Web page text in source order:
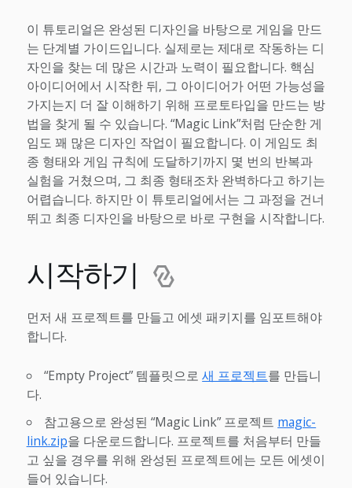
이 튜토리얼은 완성된 디자인을 바탕으로 게임을 만드
는 단계별 가이드입니다. 실제로는 제대로 작동하는 디
자인을 찾는 데 많은 시간과 노력이 필요합니다. 핵심
아이디어에서 시작한 뒤, 그 아이디어가 어떤 가능성을
가지는지 더 잘 이해하기 위해 프로토타입을 만드는 방
법을 찾게 될 수 있습니다. “Magic Link”처럼 단순한 게
임도 꽤 많은 디자인 작업이 필요합니다. 이 게임도 최
종 형태와 게임 규칙에 도달하기까지 몇 번의 반복과
실험을 거쳤으며, 그 최종 형태조차 완벽하다고 하기는
어렵습니다. 하지만 이 튜토리얼에서는 그 과정을 건너
뛰고 최종 디자인을 바탕으로 바로 구현을 시작합니다.
시작하기
먼저 새 프로젝트를 만들고 에셋 패키지를 임포트해야
합니다.
“Empty Project” 템플릿으로새 프로젝트를 만듭니
다.
참고용으로 완성된 “Magic Link” 프로젝트 magic-
link.zip을 다운로드합니다. 프로젝트를 처음부터 만들
고 싶을 경우를 위해 완성된 프로젝트에는 모든 에셋이
들어 있습니다.